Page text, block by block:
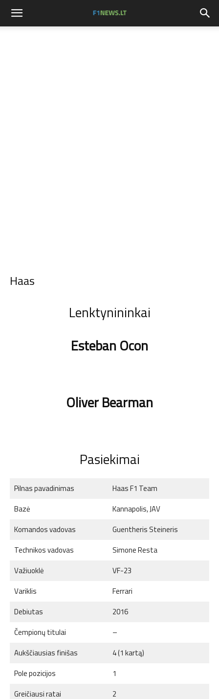
Haas
Lenktynininkai
Esteban Ocon
Oliver Bearman
Pasiekimai
Pilnas pavadinimas
Haas F1 Team
Bazė
Kannapolis, JAV
Komandos vadovas
Guentheris Steineris
Technikos vadovas
Simone Resta
Važiuoklė
VF-23
Variklis
Ferrari
Debiutas
2016
Čempionų titulai
–
Aukščiausias finišas
4 (1 kartą)
Pole pozicijos
1
Greičiausi ratai
2